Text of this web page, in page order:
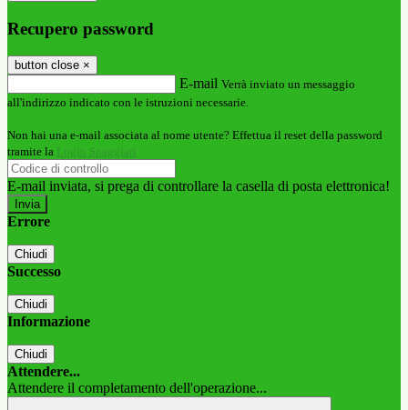
Recupero password
button close ×
E-mail Verrà inviato un messaggio
all'indirizzo indicato con le istruzioni necessarie.
Non hai una e-mail associata al nome utente? Effettua il reset della password
tramite la Login Spaggiari
E-mail inviata, si prega di controllare la casella di posta elettronica!
Errore
Chiudi
Successo
Chiudi
Informazione
Chiudi
Attendere...
Attendere il completamento dell'operazione...